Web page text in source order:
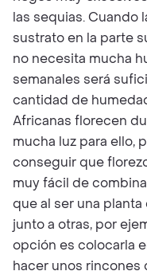
las sequias. Cuando
sustrato en la parte
no necesita mucha
semanales será
cantidad de
Africanas florecen
mucha luz para ello,
conseguir que
muy fácil de
que al ser una
junto a otras, por
opción es colocarla
hacer unos rincones